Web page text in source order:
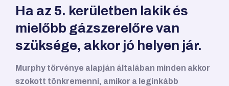
Ha az 5. kerületben lakik és
mielőbb gázszerelőre van
szüksége, akkor jó helyen jár.
Murphy törvénye alapján általában minden akkor
szokott tönkremenni, amikor a leginkább